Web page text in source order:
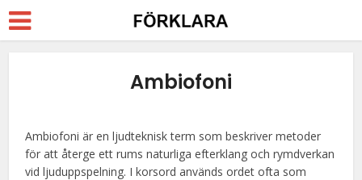
Ambiofoni
Ambiofoni är en ljudteknisk term som beskriver metoder
för att återge ett rums naturliga efterklang och rymdverkan
vid ljuduppspelning. I korsord används ordet ofta som